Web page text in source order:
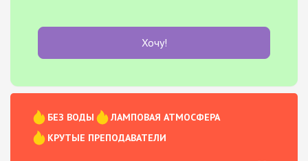
Хочу!
БЕЗ ВОДЫ
ЛАМПОВАЯ АТМОСФЕРА
КРУТЫЕ ПРЕПОДАВАТЕЛИ